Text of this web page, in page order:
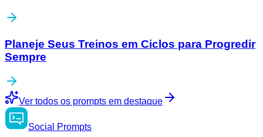
Planeje Seus Treinos em Ciclos para Progredir
Sempre
Ver todos os prompts em destaque
Social
Prompts